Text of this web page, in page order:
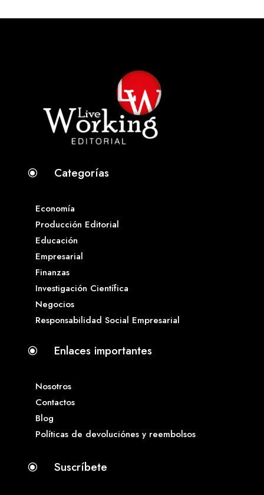
\ Categorías
Economía
Producción Editorial
Educación
Empresarial
Finanzas
Investigación Científica
Negocios
Responsabilidad Social Empresarial
\ Enlaces importantes
Nosotros
Contactos
Blog
Políticas de devoluciónes y reembolsos
\ Suscríbete